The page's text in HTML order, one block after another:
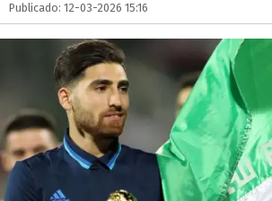
Publicado: 12-03-2026 15:16